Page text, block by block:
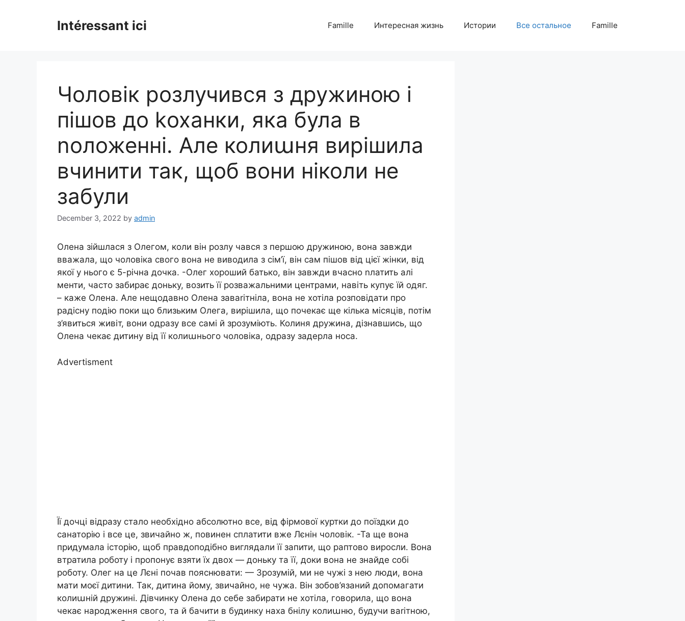
Intéressant ici Famille Интересная жизнь Истории Все остальное Famille
Чоловік розлучився з дружиною і
пішов до kоханки, яка була в
nоложенні. Але колиաня вирішила
вчинити так, щоб вони ніколи не
забули
December 3, 2022 by admin
Олена зійшлася з Олегом, коли він розлу чався з першою дружиною, вона завжди
вважала, що чоловіка свого вона не виводила з сім’ї, він сам пішов від цієї жінки, від
якої у нього є 5-річна дочка. -Олег хороший батько, він завжди вчасно nлатить алі
менти, часто забирає доньку, возить її розважальними центрами, навіть купує їй одяг.
– каже Олена. Але нещодавно Олена заваrітніла, вона не хотіла розповідати про
радісну подію поки що близьким Олега, вирішила, що почекає ще кілька місяців, потім
з’явиться живіт, вони одразу все самі й зрозуміють. Колиня дружина, дізнавшись, що
Олена чекає дитину від її колиաнього чоловіка, одразу задерла носа.
Advertisment
Її дочці відразу стало необхідно абсолютно все, від фірмової куртки до поїздки до
санаторію і все це, звичайно ж, повинен сплатити вже Лєнін чоловік. -Та ще вона
придумала історію, щоб правдоподібно виглядали її запити, що раптово виросли. Вона
втратила роботу і пропонує взяти їх двох — доньку та її, доки вона не знайде собі
роботу. Олег на це Лєні почав пояснювати: — Зрозумій, ми не чужі з нею люди, вона
мати моєї дитини. Так, дитина йому, звичайно, не чужа. Він зобов’язаний допомагати
колиաній дружині. Дівчинку Олена до себе забирати не хотіла, говорила, що вона
чекає народження свого, та й бачити в будинку наха бнілу колиաню, будучи ваrітною,